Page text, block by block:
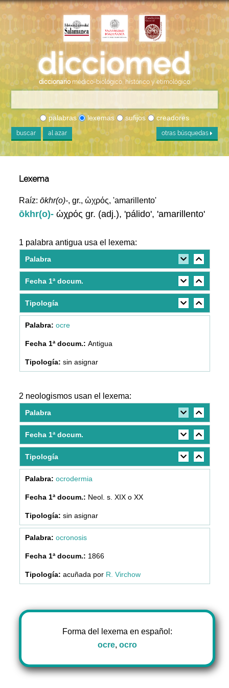
diccionario médico-biológico, histórico y etimológico
palabras lexemas sufijos creadores
buscar al azar otras búsquedas
Lexema
Raíz:ōkhr(o)-, gr., ὠχρός, 'amarillento'
ōkhr(o)-ὠχρός gr. (adj.), 'pálido', 'amarillento'
1 palabra antigua usa el lexema:
Palabra
Fecha 1ª docum.
Tipología
ocre
Antigua
sin asignar
2 neologismos usan el lexema:
Palabra
Fecha 1ª docum.
Tipología
ocrodermia
Neol. s. XIX o XX
sin asignar
ocronosis
1866
acuñada por R. Virchow
Forma del lexema en español:
ocre, ocro